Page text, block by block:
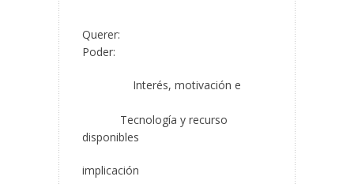
Poder:
Interés, motivación e
Tecnología y recurso
disponibles
implicación